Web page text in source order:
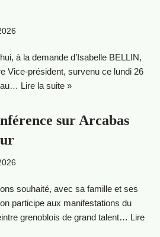
à la demande d’Isabelle BELLIN,
Vice-président, survenu ce lundi 26
au… Lire la suite »
sur Arcabas
souhaité, avec sa famille et ses
participe aux manifestations du
grenoblois de grand talent… Lire